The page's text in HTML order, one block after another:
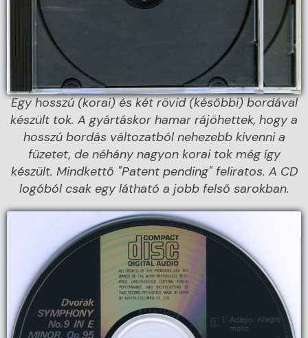
Egy hosszú (korai) és két rövid (későbbi) bordával
készült tok. A gyártáskor hamar rájöhettek, hogy a
hosszú bordás változatból nehezebb kivenni a
füzetet, de néhány nagyon korai tok még így
készült. Mindkettő "Patent pending" feliratos. A CD
logóból csak egy látható a jobb felső sarokban.